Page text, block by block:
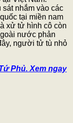
nhắm vào các
tại miền nam
xử tử hình cô còn
nước phản
người tử tù nhỏ
Phủ. Xem ngay